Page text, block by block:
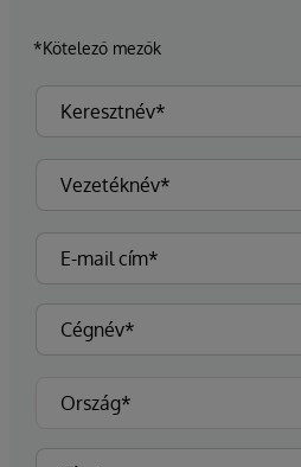
*Kötelező mezők